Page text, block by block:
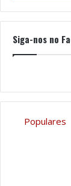
Siga-nos no
Populares